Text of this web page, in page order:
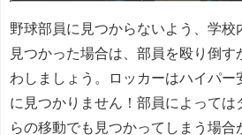
野球部員に見つからないよう、学校
見つかった場合は、部員を殴り倒
わしましょう。ロッカーはハイパー
に見つかりません！部員によっては
らの移動でも見つかってしまう場合